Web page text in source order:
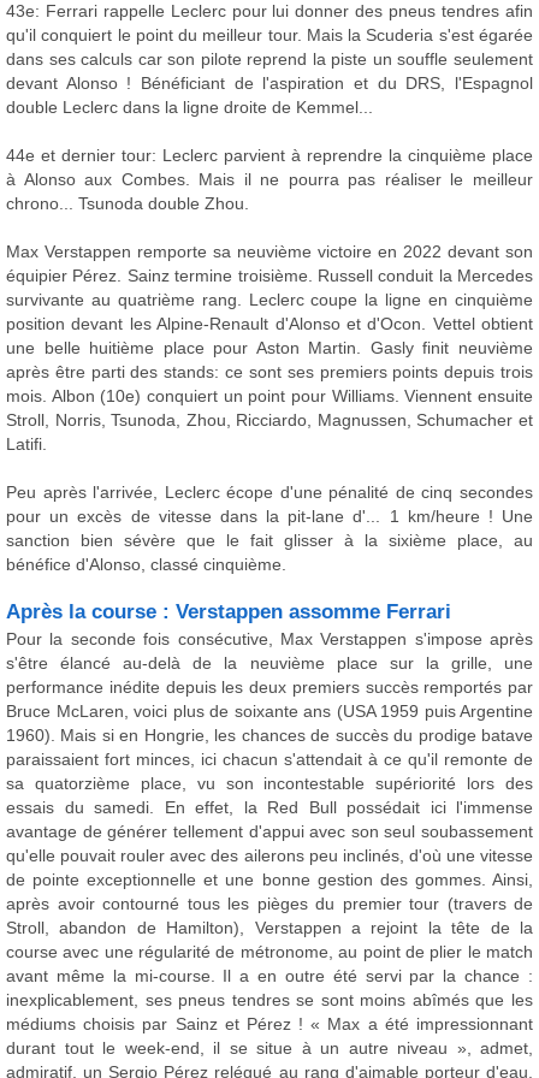
43e: Ferrari rappelle Leclerc pour lui donner des pneus tendres afin
qu'il conquiert le point du meilleur tour. Mais la Scuderia s'est égarée
dans ses calculs car son pilote reprend la piste un souffle seulement
devant Alonso ! Bénéficiant de l'aspiration et du DRS, l'Espagnol
double Leclerc dans la ligne droite de Kemmel...
44e et dernier tour: Leclerc parvient à reprendre la cinquième place
à Alonso aux Combes. Mais il ne pourra pas réaliser le meilleur
chrono... Tsunoda double Zhou.
Max Verstappen remporte sa neuvième victoire en 2022 devant son
équipier Pérez. Sainz termine troisième. Russell conduit la Mercedes
survivante au quatrième rang. Leclerc coupe la ligne en cinquième
position devant les Alpine-Renault d'Alonso et d'Ocon. Vettel obtient
une belle huitième place pour Aston Martin. Gasly finit neuvième
après être parti des stands: ce sont ses premiers points depuis trois
mois. Albon (10e) conquiert un point pour Williams. Viennent ensuite
Stroll, Norris, Tsunoda, Zhou, Ricciardo, Magnussen, Schumacher et
Latifi.
Peu après l'arrivée, Leclerc écope d'une pénalité de cinq secondes
pour un excès de vitesse dans la pit-lane d'... 1 km/heure ! Une
sanction bien sévère que le fait glisser à la sixième place, au
bénéfice d'Alonso, classé cinquième.
Après la course : Verstappen assomme Ferrari
Pour la seconde fois consécutive, Max Verstappen s'impose après
s'être élancé au-delà de la neuvième place sur la grille, une
performance inédite depuis les deux premiers succès remportés par
Bruce McLaren, voici plus de soixante ans (USA 1959 puis Argentine
1960). Mais si en Hongrie, les chances de succès du prodige batave
paraissaient fort minces, ici chacun s'attendait à ce qu'il remonte de
sa quatorzième place, vu son incontestable supériorité lors des
essais du samedi. En effet, la Red Bull possédait ici l'immense
avantage de générer tellement d'appui avec son seul soubassement
qu'elle pouvait rouler avec des ailerons peu inclinés, d'où une vitesse
de pointe exceptionnelle et une bonne gestion des gommes. Ainsi,
après avoir contourné tous les pièges du premier tour (travers de
Stroll, abandon de Hamilton), Verstappen a rejoint la tête de la
course avec une régularité de métronome, au point de plier le match
avant même la mi-course. Il a en outre été servi par la chance :
inexplicablement, ses pneus tendres se sont moins abîmés que les
médiums choisis par Sainz et Pérez ! « Max a été impressionnant
durant tout le week-end, il se situe à un autre niveau », admet,
admiratif, un Sergio Pérez relégué au rang d'aimable porteur d'eau.